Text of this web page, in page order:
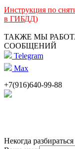
Инструкция по
в ГИБДД)
ТАКЖЕ МЫ
СООБЩЕНИЙ
Telegram
Max
+7(916)640-99-88
Некогда